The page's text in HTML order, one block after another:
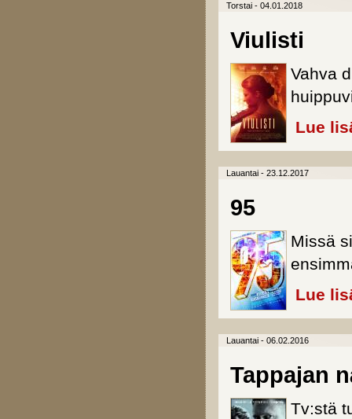
Torstai - 04.01.2018
Viulisti
Vahva
Lue
Lauantai - 23.12.2017
95
Missä
Lue
Lauantai - 06.02.2016
Tappajan
Tv:stä